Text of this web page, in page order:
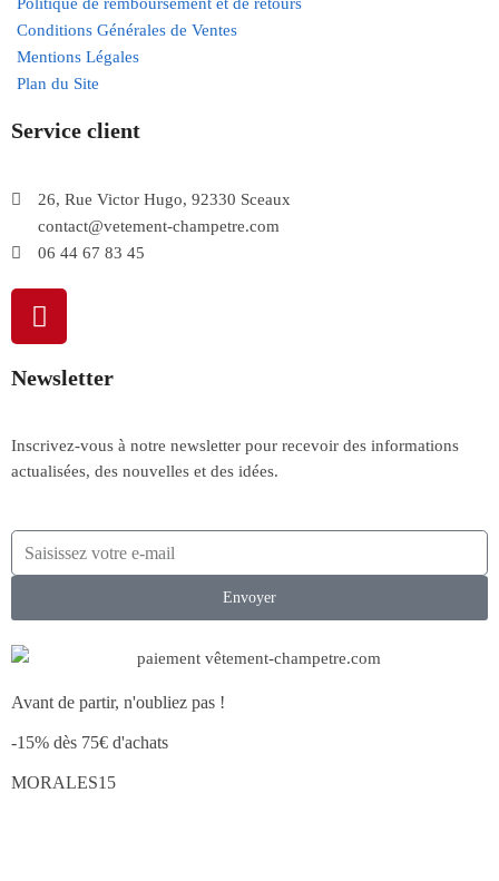
Politique de remboursement et de retours
Conditions Générales de Ventes
Mentions Légales
Plan du Site
Service client
26, Rue Victor Hugo, 92330 Sceaux
contact@vetement-champetre.com
06 44 67 83 45
Newsletter
Inscrivez-vous à notre newsletter pour recevoir des informations
actualisées, des nouvelles et des idées.
Envoyer
Avant de partir, n'oubliez pas !
-15% dès 75€ d'achats
MORALES15